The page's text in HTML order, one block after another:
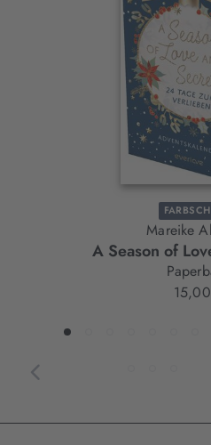
Mareike
Kathinka
Christian
Andreas
A Season of